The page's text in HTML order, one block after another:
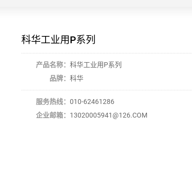
科华工业用P系列
产品名称： 科华工业用P系列
品牌： 科华
服务热线： 010-62461286
企业邮箱： 13020005941@126.COM